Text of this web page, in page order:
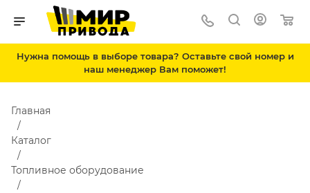
Нужна помощь в выборе товара? Оставьте свой номер и
наш менеджер Вам поможет!
Главная
Каталог
Топливное оборудование